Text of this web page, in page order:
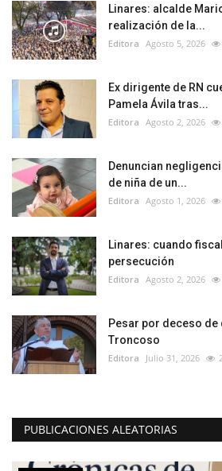
Linares: alcalde
realización de la...
Editora Agosto 5, 2026
Ex dirigente de RN
Pamela Ávila tras...
Editora Agosto 2, 2026
Denuncian
de niña de un...
Editora Agosto 1, 2026
Linares: cuando
persecución
Editora Agosto 2, 2026
Pesar por deceso de
Troncoso
Editora Julio 31, 2026
PUBLICACIONES ALEATORIAS